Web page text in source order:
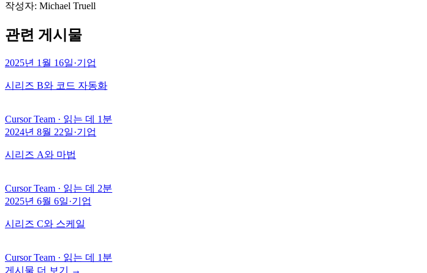
작성자: Michael Truell
관련 게시물
2025년 1월 16일·기업
시리즈 B와 코드 자동화
Cursor Team · 읽는 데 1분
2024년 8월 22일·기업
시리즈 A와 마법
Cursor Team · 읽는 데 2분
2025년 6월 6일·기업
시리즈 C와 스케일
Cursor Team · 읽는 데 1분
게시물 더 보기
→